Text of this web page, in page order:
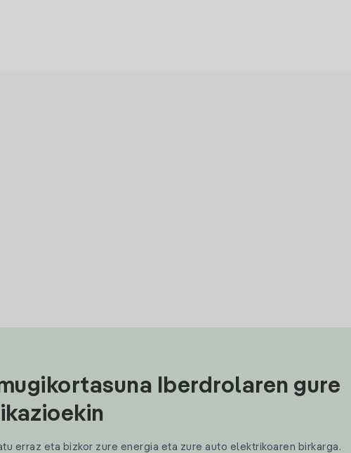
Iberdrolaren gure
erraz eta bizkor zure energia eta zure auto elektrikoaren birkarga.